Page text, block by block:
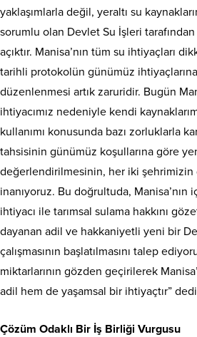
yaklaşımlarla değil, yeraltı su
sorumlu olan Devlet Su İşleri
açıktır. Manisa’nın tüm su ihtiyaçları
tarihli protokolün günümüz
düzenlenmesi artık zaruridir. Bugün
ihtiyacımız nedeniyle kendi
kullanımı konusunda bazı zorluklarla
tahsisinin günümüz koşullarına göre
değerlendirilmesinin, her iki şehrimizin
inanıyoruz. Bu doğrultuda, Manisa’nın
ihtiyacı ile tarımsal sulama hakkını
dayanan adil ve hakkaniyetli yeni bir
çalışmasının başlatılmasını talep
miktarlarının gözden geçirilerek
adil hem de yaşamsal bir ihtiyaçtır”
Çözüm Odaklı Bir İş Birliği Vurgusu